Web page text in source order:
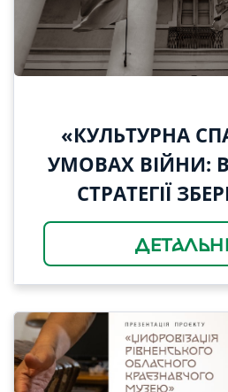
«КУЛЬТУРНА
УМОВАХ ВІЙНИ:
СТРАТЕГІЇ